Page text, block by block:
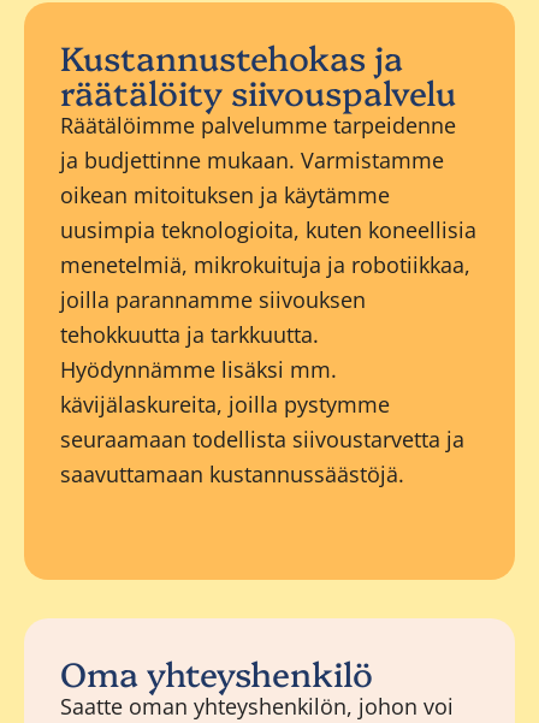
Kustannustehokas ja
räätälöity siivouspalvelu
Räätälöimme palvelumme tarpeidenne
ja budjettinne mukaan. Varmistamme
oikean mitoituksen ja käytämme
uusimpia teknologioita, kuten koneellisia
menetelmiä, mikrokuituja ja robotiikkaa,
joilla parannamme siivouksen
tehokkuutta ja tarkkuutta.
Hyödynnämme lisäksi mm.
kävijälaskureita, joilla pystymme
seuraamaan todellista siivoustarvetta ja
saavuttamaan kustannussäästöjä.
Oma yhteyshenkilö
Saatte oman yhteyshenkilön, johon voi